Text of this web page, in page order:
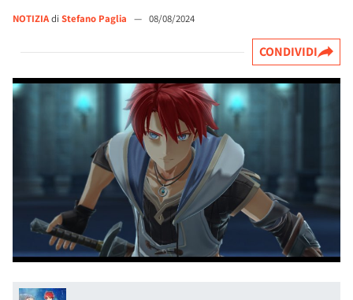
NOTIZIAdi Stefano Paglia — 08/08/2024
CONDIVIDI